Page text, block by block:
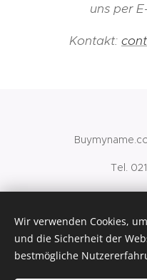
uns per
Kontakt:
Tel.
Wir verwenden Cookies,
und die Sicherheit der
bestmögliche